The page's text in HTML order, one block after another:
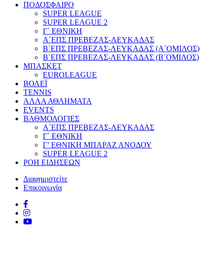
ΠΟΔΟΣΦΑΙΡΟ
SUPER LEAGUE
SUPER LEAGUE 2
Γ΄ ΕΘΝΙΚΗ
Α΄ΕΠΣ ΠΡΕΒΕΖΑΣ-ΛΕΥΚΑΔΑΣ
Β΄ΕΠΣ ΠΡΕΒΕΖΑΣ-ΛΕΥΚΑΔΑΣ (Α΄ΟΜΙΛΟΣ)
Β΄ΕΠΣ ΠΡΕΒΕΖΑΣ-ΛΕΥΚΑΔΑΣ (Β΄ΟΜΙΛΟΣ)
ΜΠΑΣΚΕΤ
EUROLEAGUE
ΒΟΛΕΪ
TENNIS
ΑΛΛΑ ΑΘΛΗΜΑΤΑ
EVENTS
ΒΑΘΜΟΛΟΓΙΕΣ
Α΄ΕΠΣ ΠΡΕΒΕΖΑΣ-ΛΕΥΚΑΔΑΣ
Γ΄ ΕΘΝΙΚΗ
Γ’ ΕΘΝΙΚΗ ΜΠΑΡΑΖ ΑΝΟΔΟΥ
SUPER LEAGUE 2
ΡΟΗ ΕΙΔΗΣΕΩΝ
Διαφημιστείτε
Επικοινωνία